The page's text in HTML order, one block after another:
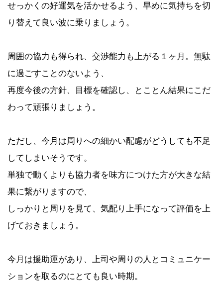
せっかくの好運気を活かせるよう、早めに気持ちを切
り替えて良い波に乗りましょう。
周囲の協力も得られ、交渉能力も上がる１ヶ月。無駄
に過ごすことのないよう、
再度今後の方針、目標を確認し、とことん結果にこだ
わって頑張りましょう。
ただし、今月は周りへの細かい配慮がどうしても不足
してしまいそうです。
単独で動くよりも協力者を味方につけた方が大きな結
果に繋がりますので、
しっかりと周りを見て、気配り上手になって評価を上
げておきましょう。
今月は援助運があり、上司や周りの人とコミュニケー
ションを取るのにとても良い時期。